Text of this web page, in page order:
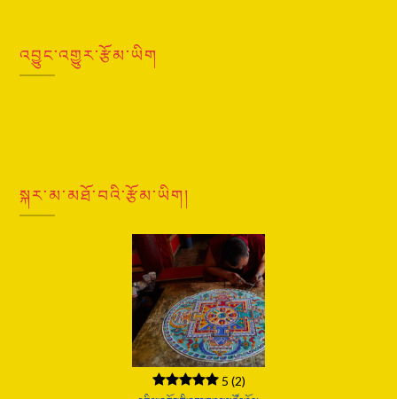
འབྱུང་འགྱུར་རྩོམ་ཡིག
སྐར་མ་མཐོ་བའི་རྩོམ་ཡིག།
5 (2)